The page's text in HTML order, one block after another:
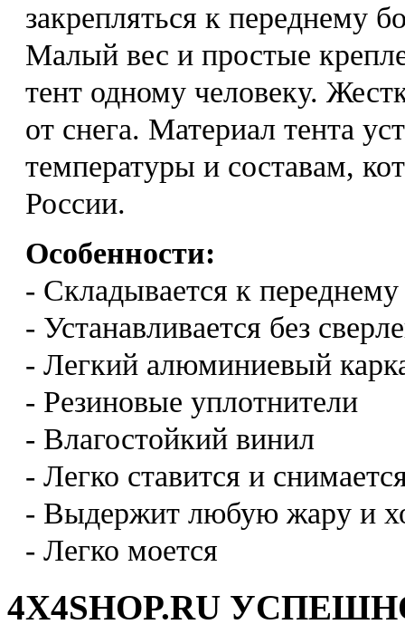
закрепляться к переднему
Малый вес и простые
тент одному человеку.
от снега. Материал тента
температуры и составам,
России.
Особенности:
- Складывается к
- Устанавливается без
- Легкий алюминиевый
- Резиновые уплотнители
- Влагостойкий винил
- Легко ставится и
- Выдержит любую жару и
- Легко моется
4X4SHOP.RU